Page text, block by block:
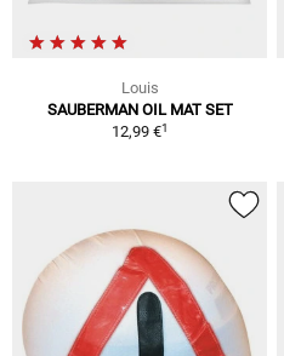
Louis
SAUBERMAN OIL MAT SET
12,99 €1